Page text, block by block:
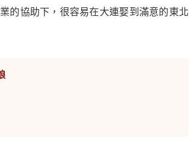
的協助下，很容易在大連娶到滿意的東北